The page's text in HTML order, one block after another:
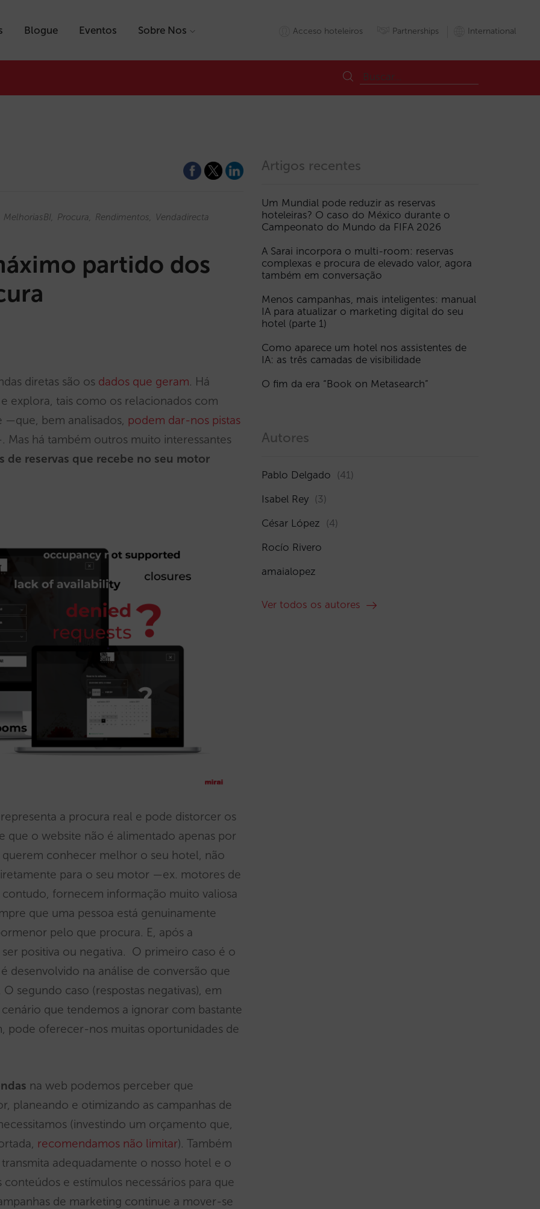
Blogue Eventos Sobre Nos Acceso hoteleiros Partnerships International
MelhoriasBI Procura Rendimentos Vendadirecta
partido dos
diretas são os dados que geram. Há
explora, tais como os relacionados com
—que, bem analisados, podem dar-nos pistas
Mas há também outros muito interessantes
de reservas que recebe no seu motor
a procura real e pode distorcer os
que o website não é alimentado apenas por
conhecer melhor o seu hotel, não
para o seu motor —ex. motores de
contudo, fornecem informação muito valiosa
que uma pessoa está genuinamente
pelo que procura. E, após a
positiva ou negativa. O primeiro caso é o
desenvolvido na análise de conversão que
segundo caso (respostas negativas), em
que tendemos a ignorar com bastante
pode oferecer-nos muitas oportunidades de
na web podemos perceber que
planeando e otimizando as campanhas de
(investindo um orçamento que,
recomendamos não limitar). Também
adequadamente o nosso hotel e o
e estímulos necessários para que
de marketing continue a mover-se
Artigos recentes
Um Mundial pode reduzir as reservas
hoteleiras? O caso do México durante o
Campeonato do Mundo da FIFA 2026
A Sarai incorpora o multi-room: reservas
complexas e procura de elevado valor, agora
também em conversação
Menos campanhas, mais inteligentes: manual
IA para atualizar o marketing digital do seu
hotel (parte 1)
Como aparece um hotel nos assistentes de
IA: as três camadas de visibilidade
O fim da era “Book on Metasearch”
Autores
Pablo Delgado (41)
Isabel Rey (3)
César López (4)
Rocío Rivero
amaialopez
Ver todos os autores